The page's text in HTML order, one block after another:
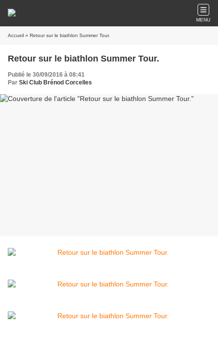
MENU
Accueil » Retour sur le biathlon Summer Tour.
Retour sur le biathlon Summer Tour.
Publié le 30/09/2016 à 08:41
Par Ski Club Brénod Corcelles